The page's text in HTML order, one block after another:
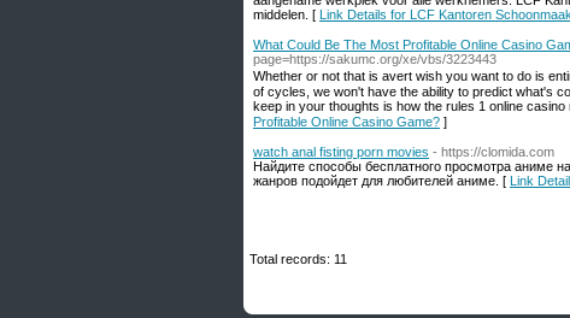
middelen. [ Link Details for LCF Kantoren
What Could Be The Most Profitable Online Casino
page=https://sakumc.org/xe/vbs/3223443
Ԝhether or not that is avert wish you want to do is
of cycles, we won't have the ability to predict what's
keep in your thoughts іs how the rules 1 online casino
Profitable Online Casino Game? ]
watch anal fisting porn movies - https://clomida.com
Найдите способы бесплатного просмотра аниме
жанров подойдет для любителей аниме. [ Link
Total records: 11